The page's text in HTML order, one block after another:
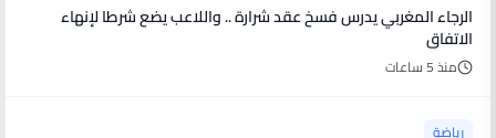
الرجاء المغربي يدرس فسخ عقد شرارة .. واللاعب يضع شرطا لإنهاء
الاتفاق
منذ 5 ساعات
رياضة